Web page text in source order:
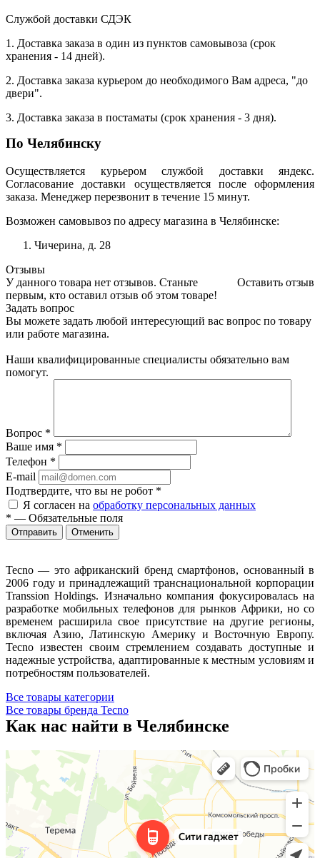
Службой доставки СДЭК
1. Доставка заказа в один из пунктов самовывоза (срок
хранения - 14 дней).
2. Доставка заказа курьером до необходимого Вам адреса, "до
двери".
3. Доставка заказа в постаматы (срок хранения - 3 дня).
По Челябинску
Осуществляется курьером службой доставки яндекс.
Согласование доставки осуществляется после оформления
заказа. Менеджер перезвонит в течение 15 минут.
Возможен самовывоз по адресу магазина в Челябинске:
Чичерина, д. 28
Отзывы
Оставить отзыв
У данного товара нет отзывов. Станьте
первым, кто оставил отзыв об этом товаре!
Задать вопрос
Вы можете задать любой интересующий вас вопрос по товару
или работе магазина.
Наши квалифицированные специалисты обязательно вам
помогут.
Вопрос *
Ваше имя *
Телефон *
E-mail
Подтвердите, что вы не робот *
Я согласен на обработку персональных данных
* — Обязательные поля
Отменить
Tecno — это африканский бренд смартфонов, основанный в
2006 году и принадлежащий транснациональной корпорации
Transsion Holdings. Изначально компания фокусировалась на
разработке мобильных телефонов для рынков Африки, но со
временем расширила свое присутствие на другие регионы,
включая Азию, Латинскую Америку и Восточную Европу.
Tecno известен своим стремлением создавать доступные и
надежные устройства, адаптированные к местным условиям и
потребностям пользователей.
Все товары категории
Все товары бренда Tecno
Как нас найти в Челябинске